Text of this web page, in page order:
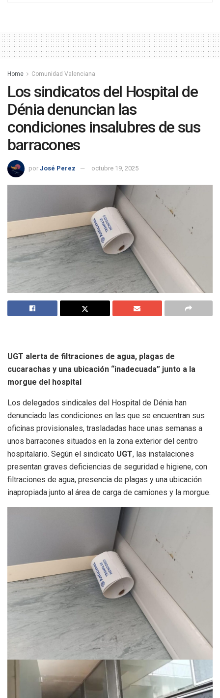
Home Comunidad Valenciana
Los sindicatos del Hospital de
Dénia denuncian las
condiciones insalubres de sus
barracones
por José Perez octubre 19, 2025
UGT alerta de filtraciones de agua, plagas de
cucarachas y una ubicación “inadecuada” junto a la
morgue del hospital
Los delegados sindicales del Hospital de Dénia han
denunciado las condiciones en las que se encuentran sus
oficinas provisionales, trasladadas hace unas semanas a
unos barracones situados en la zona exterior del centro
hospitalario. Según el sindicato UGT, las instalaciones
presentan graves deficiencias de seguridad e higiene, con
filtraciones de agua, presencia de plagas y una ubicación
inapropiada junto al área de carga de camiones y la morgue.